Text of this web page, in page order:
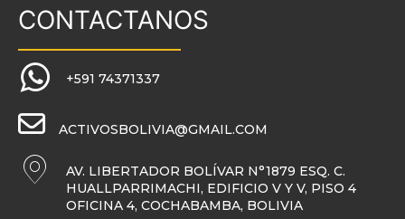
CONTACTANOS
+591 74371337
ACTIVOSBOLIVIA@GMAIL.COM
AV. LIBERTADOR BOLÍVAR N°1879 ESQ. C.
HUALLPARRIMACHI, EDIFICIO V Y V, PISO 4
OFICINA 4, COCHABAMBA, BOLIVIA